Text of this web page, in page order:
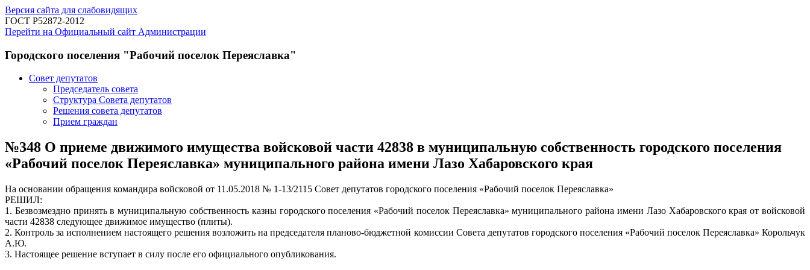
Версия сайта для слабовидящих
ГОСТ Р52872-2012
Перейти на Официальный сайт Администрации
Городского поселения "Рабочий поселок Переяславка"
Совет депутатов
Председатель совета
Структура Совета депутатов
Решения совета депутатов
Прием граждан
№348 О приеме движимого имущества войсковой части 42838 в муниципальную собственность городского поселения
«Рабочий поселок Переяславка» муниципального района имени Лазо Хабаровского края
На основании обращения командира войсковой от 11.05.2018 № 1-13/2115 Совет депутатов городского поселения «Рабочий поселок Переяславка»
РЕШИЛ:
1. Безвозмездно принять в муниципальную собственность казны городского поселения «Рабочий поселок Переяславка» муниципального района имени Лазо Хабаровского края от войсковой
части 42838 следующее движимое имущество (плиты).
2. Контроль за исполнением настоящего решения возложить на председателя планово-бюджетной комиссии Совета депутатов городского поселения «Рабочий поселок Переяславка» Корольчук
А.Ю.
3. Настоящее решение вступает в силу после его официального опубликования.